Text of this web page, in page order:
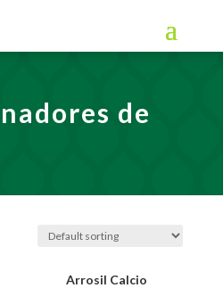
de
Arrosil Calcio